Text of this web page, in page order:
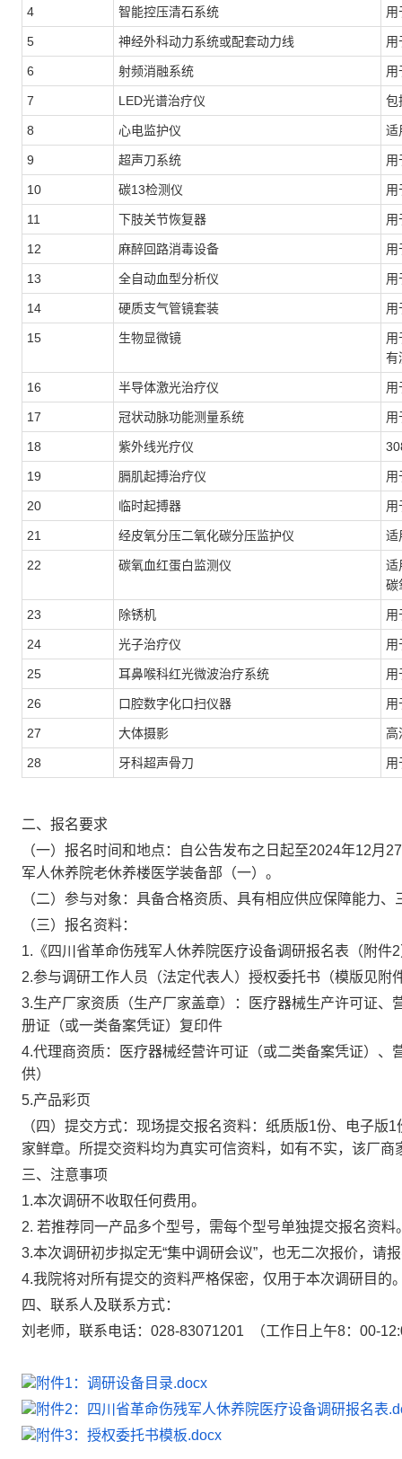
4 智能控压清石系统 用
5 神经外科动力系统或配套动力线 用
6 射频消融系统 用
7 LED光谱治疗仪 包
8 心电监护仪 适
9 超声刀系统 用
10 碳13检测仪 用
11 下肢关节恢复器 用
12 麻醉回路消毒设备 用
13 全自动血型分析仪 用
14 硬质支气管镜套装 用
15 生物显微镜
用
有
16 半导体激光治疗仪 用
17 冠状动脉功能测量系统 用
18 紫外线光疗仪
19 膈肌起搏治疗仪 用
20 临时起搏器 用
21 经皮氧分压二氧化碳分压监护仪 适
22 碳氧血红蛋白监测仪
适
碳
23 除锈机 用
24 光子治疗仪 用
25 耳鼻喉科红光微波治疗系统 用
26 口腔数字化口扫仪器 用
27 大体摄影 高
28 牙科超声骨刀 用
二、报名要求
（一）报名时间和地点 ： 自公告发布之日起至2024年12月 27
军人休养院老休养楼医学装备部（一） 。
（二） 参与对象： 具备合格资质、具有相应供应保障能力
（三）报名资料：
1. 《四川省革命伤残军人休养院医疗设备调研报名表（附件
2.参与调研工作人员（法定代表人） 授权委托书（模版见附
3.生产厂家资质（生产厂家盖章）：医疗器械生产许可证
册证（或一类备案凭证）复印件
4.代理商资质：医疗器械经营许可证（或二类备案凭证）
供）
5.产品彩页
（四）提交方式： 现场提交报名资料：纸质版1份、电子版1
家鲜章。所提交资料均为真实可信资料，如有不实，该厂
三、注意事项
1.本次调研不收取任何费用。
2. 若推荐同一产品多个型号，需每个型号单独提交报名资料
3.本次调研初步拟定无“集中调研会议”，也无二次报价，请
4.我院将对所有提交的资料严格保密，仅用于本次调研目的
四、 联系人及联系方式：
刘老师， 联系电话： 028-83071201 （工作日上午8：00-
附件1：调研设备目录.docx
附件2：四川省革命伤残军人休养院医疗设备调研报名表
附件3：授权委托书模板.docx